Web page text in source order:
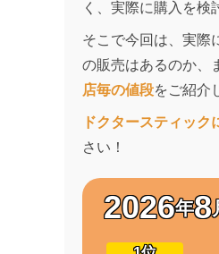
く、実際に購入を検
そこで今回は、実際
の販売はあるのか、
店毎の値段をご紹介
ドクタースティック
さい！
2026年8